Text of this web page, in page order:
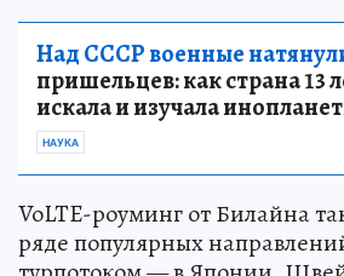
Над СССР военные
пришельцев: как страна 13
искала и изучала
НАУКА
VoLTE-роуминг от Билайна
ряде популярных